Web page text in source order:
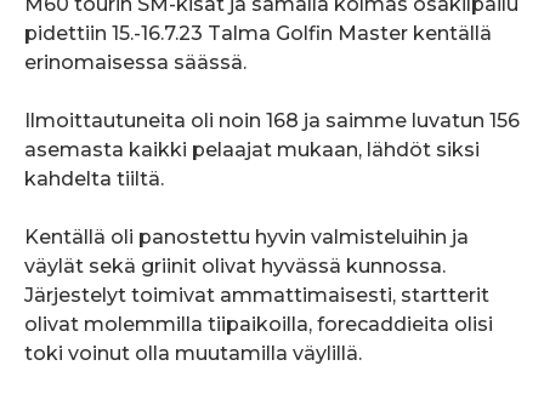
M60 tourin SM-kisat ja samalla kolmas osakilpailu
pidettiin 15.-16.7.23 Talma Golfin Master kentällä
erinomaisessa säässä.
Ilmoittautuneita oli noin 168 ja saimme luvatun 156
asemasta kaikki pelaajat mukaan, lähdöt siksi
kahdelta tiiltä.
Kentällä oli panostettu hyvin valmisteluihin ja
väylät sekä griinit olivat hyvässä kunnossa.
Järjestelyt toimivat ammattimaisesti, startterit
olivat molemmilla tiipaikoilla, forecaddieita olisi
toki voinut olla muutamilla väylillä.